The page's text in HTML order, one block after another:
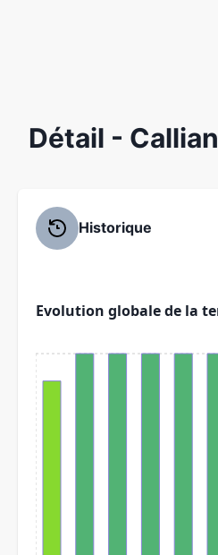
Détail -
Historique
Evolution globale de la